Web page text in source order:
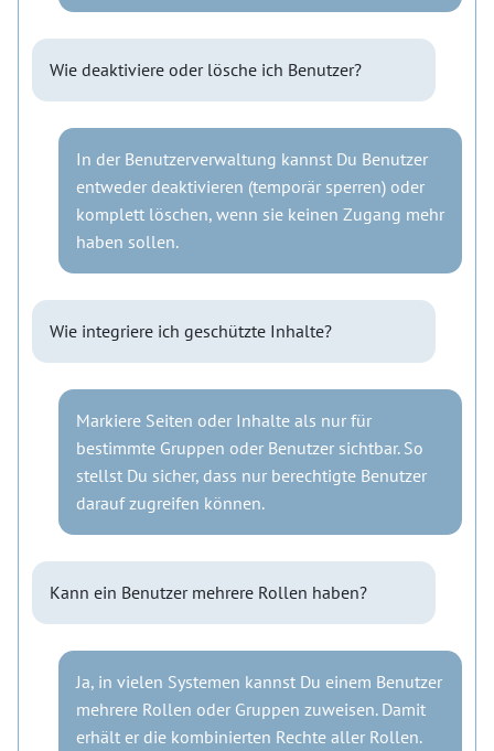
Wie deaktiviere oder lösche ich Benutzer?
In der Benutzerverwaltung kannst Du Benutzer
entweder deaktivieren (temporär sperren) oder
komplett löschen, wenn sie keinen Zugang mehr
haben sollen.
Wie integriere ich geschützte Inhalte?
Markiere Seiten oder Inhalte als nur für
bestimmte Gruppen oder Benutzer sichtbar. So
stellst Du sicher, dass nur berechtigte Benutzer
darauf zugreifen können.
Kann ein Benutzer mehrere Rollen haben?
Ja, in vielen Systemen kannst Du einem Benutzer
mehrere Rollen oder Gruppen zuweisen. Damit
erhält er die kombinierten Rechte aller Rollen.